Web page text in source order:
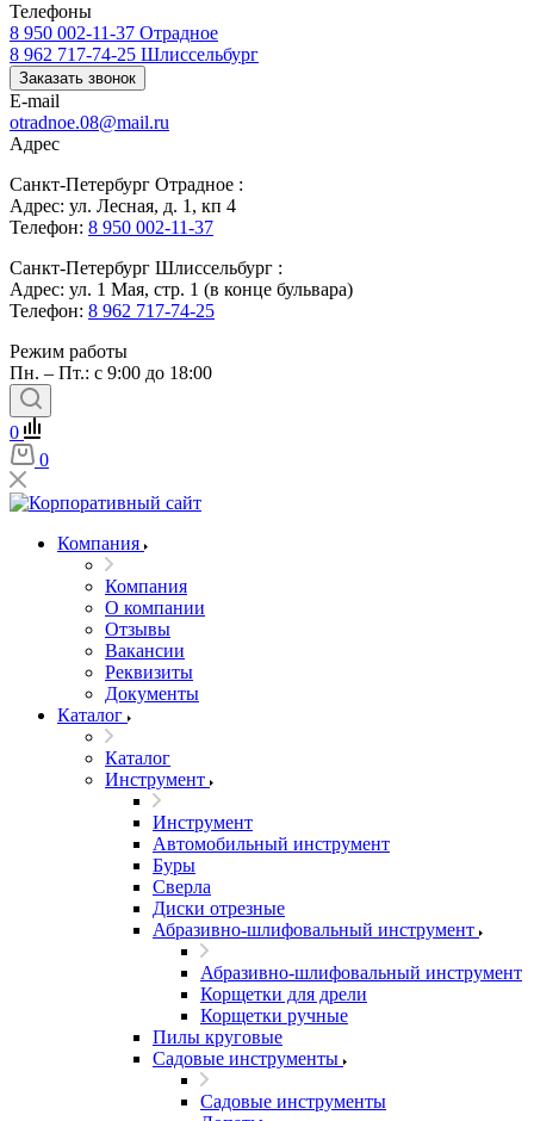
Телефоны
8 950 002-11-37 Отрадное
8 962 717-74-25 Шлиссельбург
Заказать звонок
E-mail
otradnoe.08@mail.ru
Адрес
Санкт-Петербург Отрадное :
Адрес: ул. Лесная, д. 1, кп 4
Телефон: 8 950 002-11-37
Санкт-Петербург Шлиссельбург :
Адрес: ул. 1 Мая, стр. 1 (в конце бульвара)
Телефон: 8 962 717-74-25
Режим работы
Пн. – Пт.: с 9:00 до 18:00
0
0
Компания
Компания
О компании
Отзывы
Вакансии
Реквизиты
Документы
Каталог
Каталог
Инструмент
Инструмент
Автомобильный инструмент
Буры
Сверла
Диски отрезные
Абразивно-шлифовальный инструмент
Абразивно-шлифовальный инструмент
Корщетки для дрели
Корщетки ручные
Пилы круговые
Садовые инструменты
Садовые инструменты